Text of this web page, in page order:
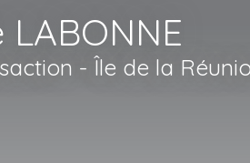
LABONNE
- Île de la